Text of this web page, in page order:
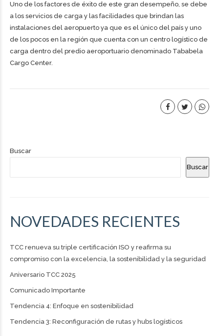
Uno de los factores de éxito de este gran desempeño, se debe
a los servicios de carga y las facilidades que brindan las
instalaciones del aeropuerto ya que es el único del país y uno
de los pocos en la región que cuenta con un centro logístico de
carga dentro del predio aeroportuario denominado Tababela
Cargo Center.
Buscar
Buscar
NOVEDADES RECIENTES
TCC renueva su triple certificación ISO y reafirma su
compromiso con la excelencia, la sostenibilidad y la seguridad
Aniversario TCC 2025
Comunicado Importante
Tendencia 4: Enfoque en sostenibilidad
Tendencia 3: Reconfiguración de rutas y hubs logísticos